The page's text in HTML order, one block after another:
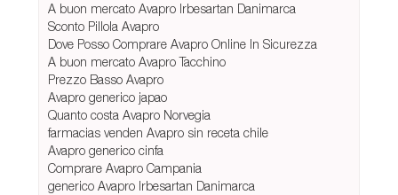
A buon mercato Avapro Irbesartan Danimarca
Sconto Pillola Avapro
Dove Posso Comprare Avapro Online In Sicurezza
A buon mercato Avapro Tacchino
Prezzo Basso Avapro
Avapro generico japao
Quanto costa Avapro Norvegia
farmacias venden Avapro sin receta chile
Avapro generico cinfa
Comprare Avapro Campania
generico Avapro Irbesartan Danimarca